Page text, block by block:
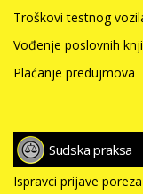
Troškovi testnog
Vođenje poslovnih
Plaćanje predujmova
Sudska praksa
Ispravci prijave